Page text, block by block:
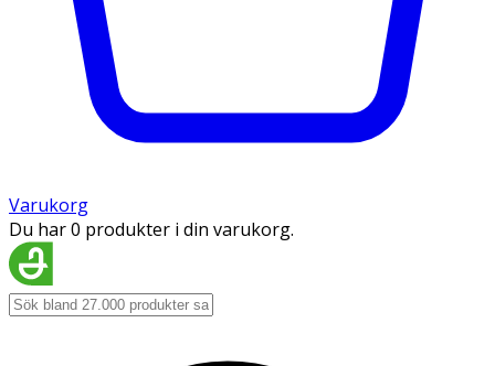
Varukorg
Du har 0 produkter i din varukorg.